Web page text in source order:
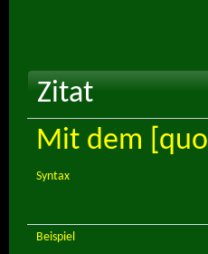
Zitat
Mit dem
Syntax
Beispiel